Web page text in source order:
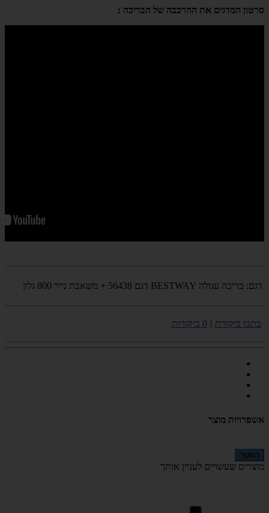
סרטון המדגים את ההרכבה של הבריכה :
דגם: בריכה עגולה BESTWAY דגם 56438 + משאבת נייר 800 גלון
כתבו ביקורת | 0 ביקורות
אשפרויות מוצר
המשך
מוצרים שעשויים לעניין אותך